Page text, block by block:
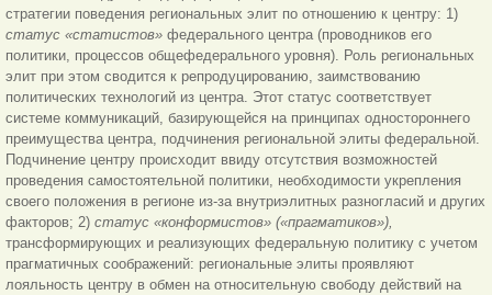
стратегии поведения региональных элит по отношению к центру: 1)
статус «статистов» федерального центра (проводников его
политики, процессов общефедерального уровня). Роль региональных
элит при этом сводится к репродуцированию, заимствованию
политических технологий из центра. Этот статус соответствует
системе коммуникаций, базирующейся на принципах одностороннего
преимущества центра, подчинения региональной элиты федеральной.
Подчинение центру происходит ввиду отсутствия возможностей
проведения самостоятельной политики, необходимости укрепления
своего положения в регионе из-за внутриэлитных разногласий и других
факторов; 2) статус «конформистов» («прагматиков»),
трансформирующих и реализующих федеральную политику с учетом
прагматичных соображений: региональные элиты проявляют
лояльность центру в обмен на относительную свободу действий на